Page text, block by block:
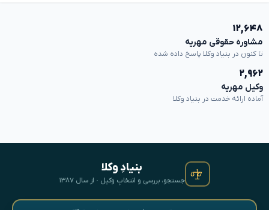
۱۲,۶۴۸
مشاوره حقوقی مهریه
تا کنون در بنیاد وکلا پاسخ داده شده
۲,۹۶۲
وکیل مهریه
آماده ارائه خدمت در بنیاد وکلا
بنیادِ وکلا
جستجو، بررسی و انتخابِ وکیل · از سال ۱۳۸۷